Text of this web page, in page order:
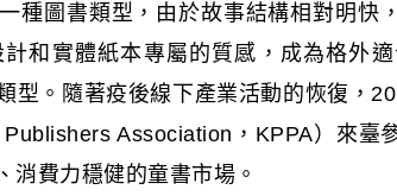
種圖書類型，由於故事結構相對明快
和實體紙本專屬的質感，成為格外
型。隨著疫後線下產業活動的恢復，
Association，KPPA）來臺
消費力穩健的童書市場。